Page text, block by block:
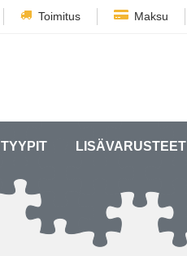
Toimitus Maksu
TYYPIT LISÄVARUSTEET